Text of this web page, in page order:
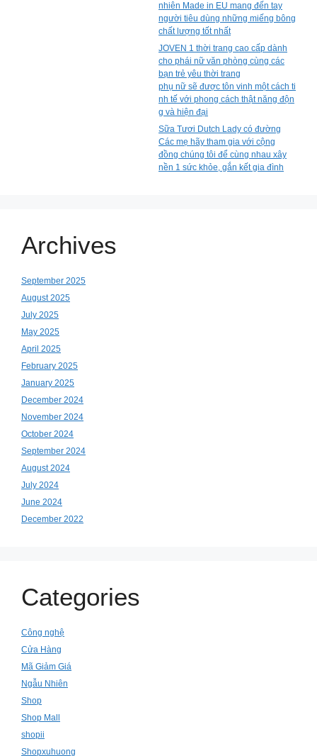
nhiên Made in EU mang đến tay
người tiêu dùng những miếng bông
chất lượng tốt nhất
JOVEN 1 thời trang cao cấp dành
cho phái nữ văn phòng cùng các
bạn trẻ yêu thời trang
phụ nữ sẽ được tôn vinh một cách ti
nh tế với phong cách thật năng độn
g và hiện đại
Sữa Tươi Dutch Lady có đường
Các mẹ hãy tham gia với cộng
đồng chúng tôi để cùng nhau xây
nền 1 sức khỏe, gắn kết gia đình
Archives
September 2025
August 2025
July 2025
May 2025
April 2025
February 2025
January 2025
December 2024
November 2024
October 2024
September 2024
August 2024
July 2024
June 2024
December 2022
Categories
Công nghệ
Cửa Hàng
Mã Giảm Giá
Ngẫu Nhiên
Shop
Shop Mall
shopii
Shopxuhuong